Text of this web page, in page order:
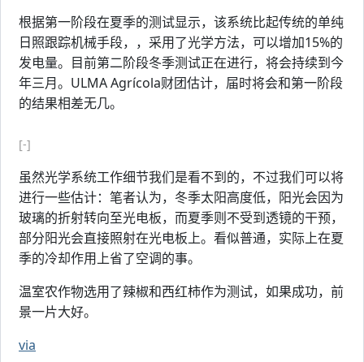
根据第一阶段在夏季的测试显示，该系统比起传统的单纯
日照跟踪机械手段，，采用了光学方法，可以增加15%的
发电量。目前第二阶段冬季测试正在进行，将会持续到今
年三月。ULMA Agrícola财团估计，届时将会和第一阶段
的结果相差无几。
[-]
虽然光学系统工作细节我们是看不到的，不过我们可以将
进行一些估计：笔者认为，冬季太阳高度低，阳光会因为
玻璃的折射转向至光电板，而夏季则不受到透镜的干预，
部分阳光会直接照射在光电板上。看似普通，实际上在夏
季的冷却作用上省了空调的事。
温室农作物选用了辣椒和西红柿作为测试，如果成功，前
景一片大好。
via